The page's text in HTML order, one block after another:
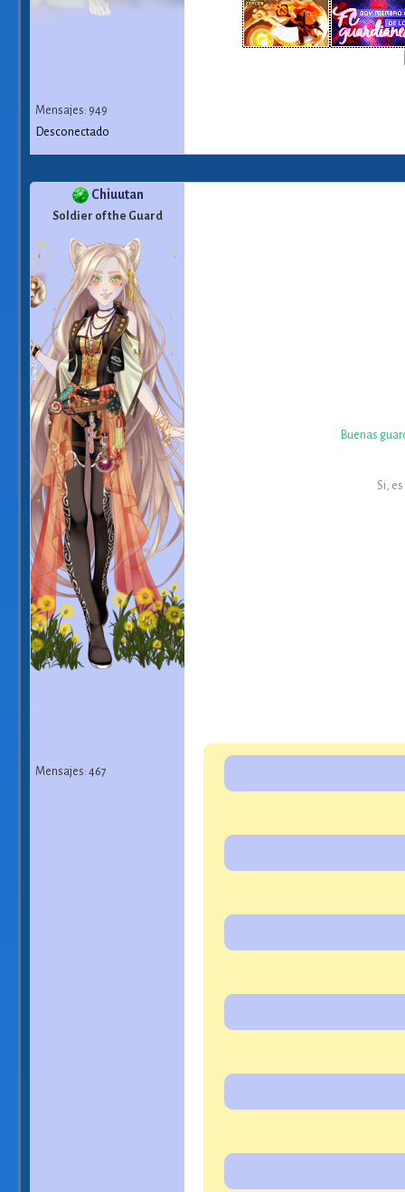
Mensajes: 949
Desconectado
Chiuutan
Soldier of the Guard
Mensajes: 467
Buenas
Si,